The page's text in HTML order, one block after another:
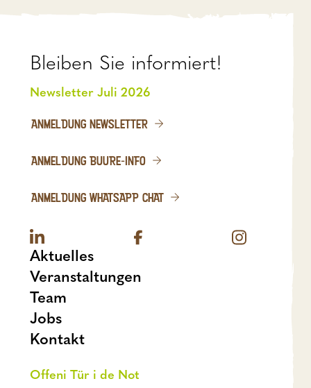
Aktuelles
Veranstaltungen
Team
Jobs
Kontakt
Offeni Tür i de Not
Bleiben Sie informiert!
Newsletter Juli 2026
ANMELDUNG NEWSLETTER
ANMELDUNG BUURE-INFO
ANMELDUNG WHATSAPP CHAT